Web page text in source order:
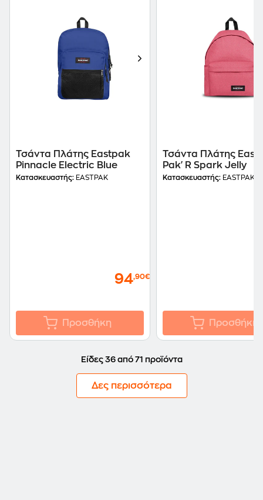
Τσάντα Πλάτης Eastpak
Pinnacle Electric Blue
Κατασκευαστής: EASTPAK
94,90€
Προσθήκη
Τσάντα Πλάτης
Pak'R Spark Jelly
Κατασκευαστής: EASTPAK
Προσθήκη
Είδες 36 από 71 προϊόντα
Δες περισσότερα